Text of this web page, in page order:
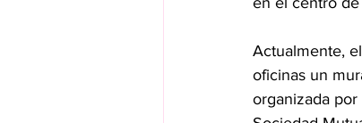
Actualmente,
oficinas un
organizada